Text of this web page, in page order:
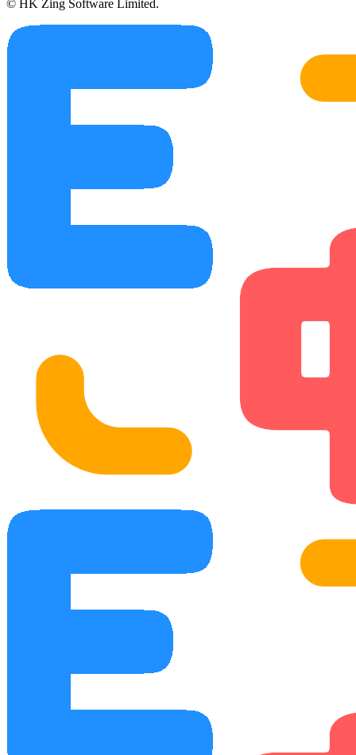
© HK Zing Software Limited.